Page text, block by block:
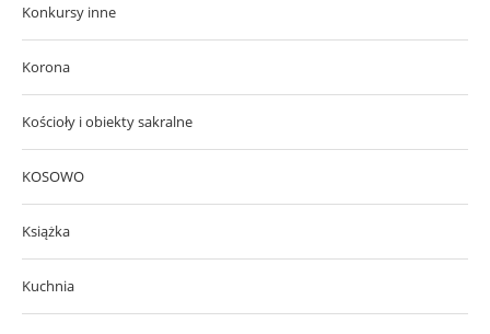
Konkursy inne
Korona
Kościoły i obiekty sakralne
KOSOWO
Książka
Kuchnia